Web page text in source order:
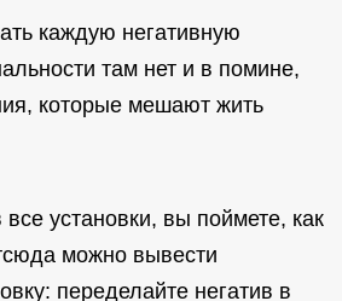
каждую негативную
там нет и в помине,
которые мешают жить
установки, вы поймете, как
можно вывести
переделайте негатив в